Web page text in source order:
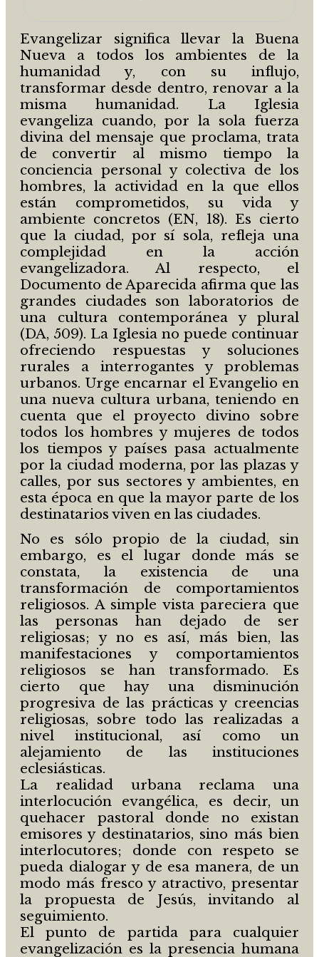
Evangelizar significa llevar la Buena
Nueva a todos los ambientes de la
humanidad y, con su influjo,
transformar desde dentro, renovar a la
misma humanidad. La Iglesia
evangeliza cuando, por la sola fuerza
divina del mensaje que proclama, trata
de convertir al mismo tiempo la
conciencia personal y colectiva de los
hombres, la actividad en la que ellos
están comprometidos, su vida y
ambiente concretos (EN, 18). Es cierto
que la ciudad, por sí sola, refleja una
complejidad en la acción
evangelizadora. Al respecto, el
Documento de Aparecida afirma que las
grandes ciudades son laboratorios de
una cultura contemporánea y plural
(DA, 509). La Iglesia no puede continuar
ofreciendo respuestas y soluciones
rurales a interrogantes y problemas
urbanos. Urge encarnar el Evangelio en
una nueva cultura urbana, teniendo en
cuenta que el proyecto divino sobre
todos los hombres y mujeres de todos
los tiempos y países pasa actualmente
por la ciudad moderna, por las plazas y
calles, por sus sectores y ambientes, en
esta época en que la mayor parte de los
destinatarios viven en las ciudades.
No es sólo propio de la ciudad, sin
embargo, es el lugar donde más se
constata, la existencia de una
transformación de comportamientos
religiosos. A simple vista pareciera que
las personas han dejado de ser
religiosas; y no es así, más bien, las
manifestaciones y comportamientos
religiosos se han transformado. Es
cierto que hay una disminución
progresiva de las prácticas y creencias
religiosas, sobre todo las realizadas a
nivel institucional, así como un
alejamiento de las instituciones
eclesiásticas.
La realidad urbana reclama una
interlocución evangélica, es decir, un
quehacer pastoral donde no existan
emisores y destinatarios, sino más bien
interlocutores; donde con respeto se
pueda dialogar y de esa manera, de un
modo más fresco y atractivo, presentar
la propuesta de Jesús, invitando al
seguimiento.
El punto de partida para cualquier
evangelización es la presencia humana